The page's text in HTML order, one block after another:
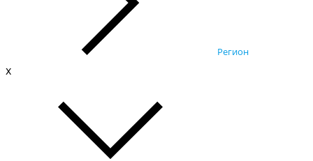
Регион
x